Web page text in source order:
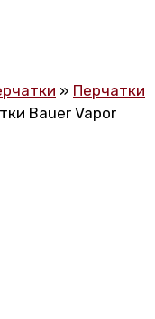
» Перчатки
Bauer Vapor